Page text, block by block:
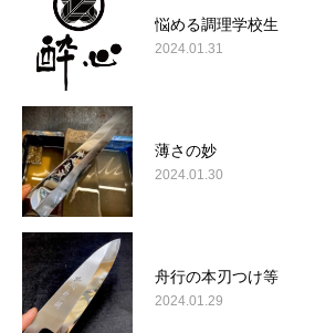
悩める調理学校生
2024.01.31
薄さの妙
2024.01.30
舟行の本刃つけ等
2024.01.29